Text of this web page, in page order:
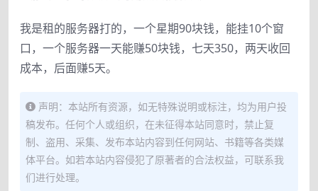
我是租的服务器打的，一个星期90块钱，能挂10个窗
口，一个服务器一天能赚50块钱，七天350，两天收回
成本，后面赚5天。
声明：本站所有资源，如无特殊说明或标注，均为用户投
稿发布。任何个人或组织，在未征得本站同意时，禁止复
制、盗用、采集、发布本站内容到任何网站、书籍等各类媒
体平台。如若本站内容侵犯了原著者的合法权益，可联系我
们进行处理。